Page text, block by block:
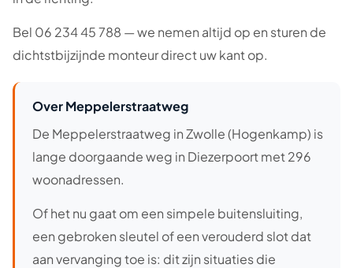
Bel 06 234 45 788 — we nemen altijd op en sturen de
dichtstbijzijnde monteur direct uw kant op.
Over Meppelerstraatweg
De Meppelerstraatweg in Zwolle (Hogenkamp) is
lange doorgaande weg in Diezerpoort met 296
woonadressen.
Of het nu gaat om een simpele buitensluiting,
een gebroken sleutel of een verouderd slot dat
aan vervanging toe is: dit zijn situaties die